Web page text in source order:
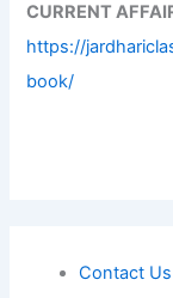
CURRENT
https://
book/
Contact Us